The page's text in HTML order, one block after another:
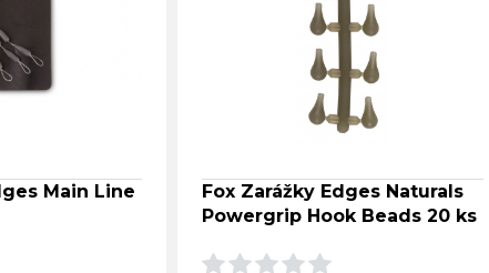
Main Line
Fox Zarážky Edges Naturals
Powergrip Hook Beads 20 ks